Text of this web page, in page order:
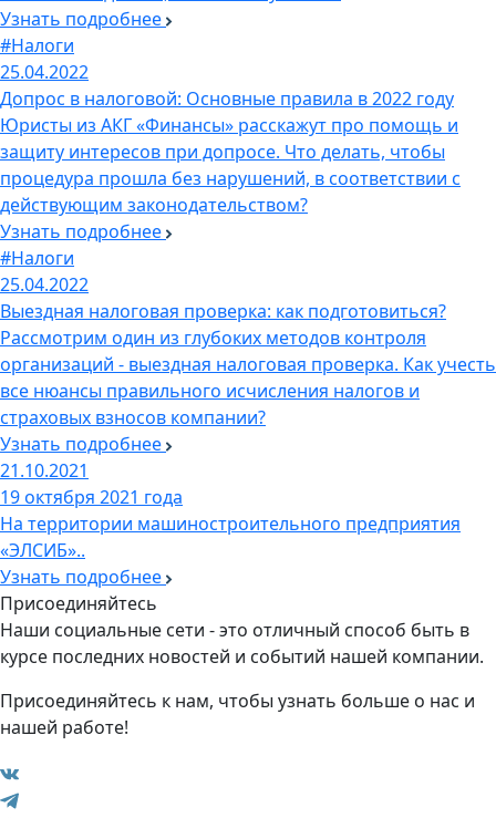
Узнать подробнее
#Налоги
25.04.2022
Допрос в налоговой: Основные правила в 2022 году
Юристы из АКГ «Финансы» расскажут про помощь и
защиту интересов при допросе. Что делать, чтобы
процедура прошла без нарушений, в соответствии с
действующим законодательством?
Узнать подробнее
#Налоги
25.04.2022
Выездная налоговая проверка: как подготовиться?
Рассмотрим один из глубоких методов контроля
организаций - выездная налоговая проверка. Как учесть
все нюансы правильного исчисления налогов и
страховых взносов компании?
Узнать подробнее
21.10.2021
19 октября 2021 года
На территории машиностроительного предприятия
«ЭЛСИБ»..
Узнать подробнее
Присоединяйтесь
Наши социальные сети - это отличный способ быть в
курсе последних новостей и событий нашей компании.
Присоединяйтесь к нам, чтобы узнать больше о нас и
нашей работе!